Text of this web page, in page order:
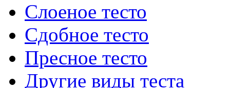
Слоеное тесто
Сдобное тесто
Пресное тесто
Другие виды теста